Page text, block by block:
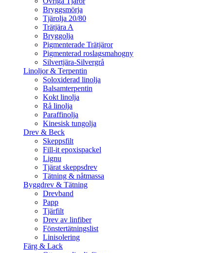
Bryggsmörja
Tjärolja 20/80
Trätjära A
Bryggolja
Pigmenterade Trätjäror
Pigmenterad roslagsmahogny
Silvertjära-Silvergrå
Linoljor & Terpentin
Soloxiderad linolja
Balsamterpentin
Kokt linolja
Rå linolja
Paraffinolja
Kinesisk tungolja
Drev & Beck
Skeppsfilt
Fill-it epoxispackel
Lignu
Tjärat skeppsdrev
Tätning & nåtmassa
Byggdrev & Tätning
Drevband
Papp
Tjärfilt
Drev av linfiber
Fönstertätningslist
Linisolering
Färg & Lack